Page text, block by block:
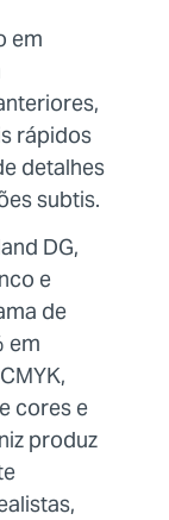
em
rápidos
detalhes
subtis.
DG,
e
de
em
cores e
produz